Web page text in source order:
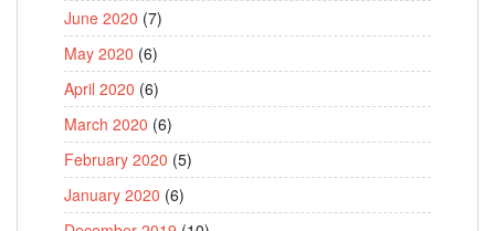
June 2020 (7)
May 2020 (6)
April 2020 (6)
March 2020 (6)
February 2020 (5)
January 2020 (6)